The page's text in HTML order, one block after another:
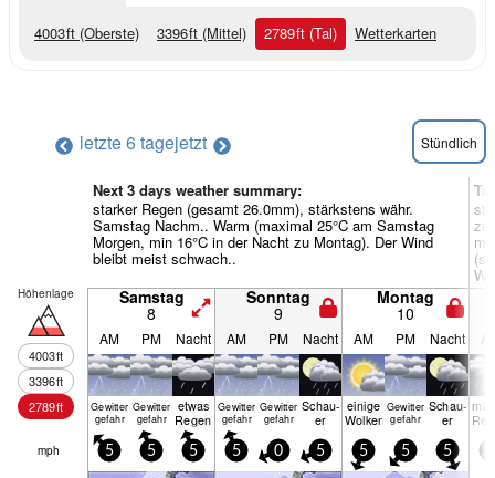
4003ft (Oberste) 3396ft (Mittel) 2789ft (Tal) Wetterkarten
letzte 6 tagejetzt Stündlich
Next 3 days weather summary:
starker Regen (gesamt 26.0mm), stärkstens währ.
Samstag Nachm.. Warm (maximal 25°C am Samstag
Morgen, min 16°C in der Nacht zu Montag). Der Wind
bleibt meist schwach..
zu
Höhenlage
4003ft
3396ft
2789ft
Samstag
8
Sonntag
9
Montag
10
AM PM Nacht AM PM Nacht AM PM Nacht
Gewitter
gefahr
Gewitter
gefahr
etwas
Regen
Gewitter
gefahr
Gewitter
gefahr
Schau­
er
einige
Wolken
Gewitter
gefahr
Schau­
er
mph 5 5 5 5 0 5 5 5 5